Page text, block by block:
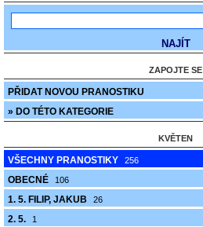
ZAPOJTE SE
PŘIDAT NOVOU PRANOSTIKU
» DO TÉTO KATEGORIE
KVĚTEN
VŠECHNY PRANOSTIKY 256
OBECNÉ 106
1. 5. FILIP, JAKUB 26
2. 5. 1